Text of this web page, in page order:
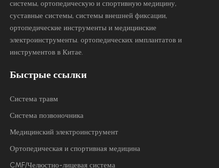
системы, ортопедическую и спортивную медицину,
суставные системы, системы внешней фиксации,
ортопедические инструменты и медицинские
электроинструменты. ортопедических имплантатов и
инструментов в Китае.
Быстрые ссылки
Система травм
Система позвоночника
Медицинский электроинструмент
Ортопедическая и спортивная медицина
CMF/Челюстно-лицевая система